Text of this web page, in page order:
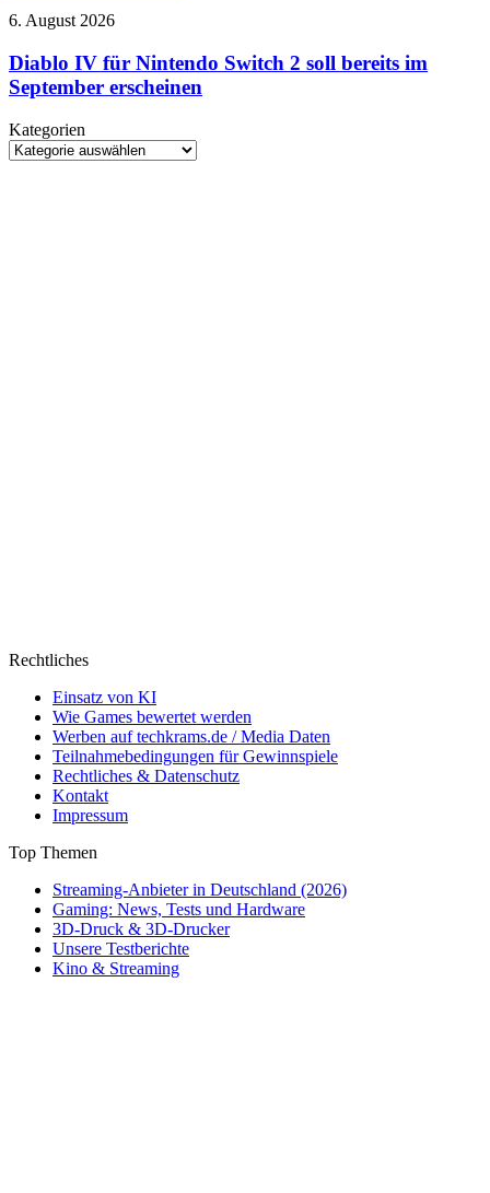
übernimmt
Diablo
für
Nintendo
Switch
soll
bereits
6. August 2026
Diablo IV für Nintendo Switch 2 soll bereits im
September erscheinen
Kategorien
Kategorien
Rechtliches
Einsatz von KI
Wie Games bewertet werden
Werben auf techkrams.de / Media Daten
Teilnahmebedingungen für Gewinnspiele
Rechtliches & Datenschutz
Kontakt
Impressum
Top Themen
Streaming-Anbieter in Deutschland (2026)
Gaming: News, Tests und Hardware
3D-Druck & 3D-Drucker
Unsere Testberichte
Kino & Streaming